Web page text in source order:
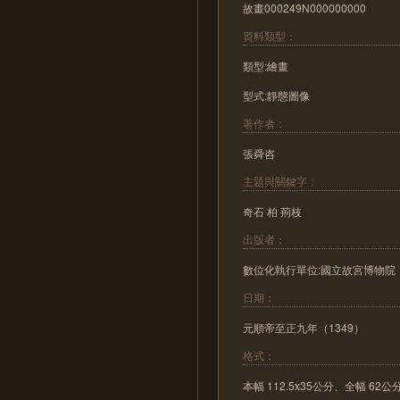
故畫000249N000000000
資料類型：
類型:繪畫
型式:靜態圖像
著作者：
張舜咨
主題與關鍵字：
奇石 柏 荊枝
出版者：
數位化執行單位:國立故宮博物院
日期：
元順帝至正九年（1349）
格式：
本幅 112.5x35公分、全幅 62公